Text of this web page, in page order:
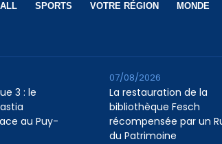
SPORTS VOTRE RÉGION MONDE
3 : le
au Puy-
La restauration de la
bibliothèque Fesch
récompensée par un
du Patrimoine
07/08/2026